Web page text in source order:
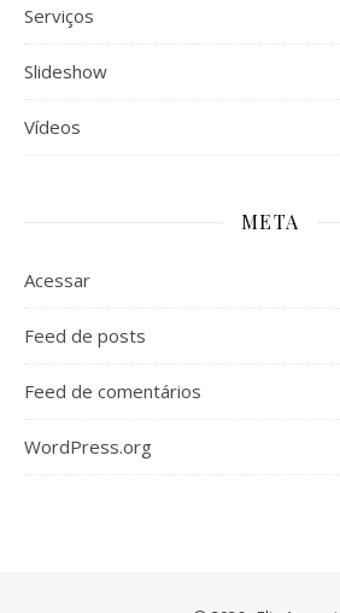
Serviços
Slideshow
Vídeos
META
Acessar
Feed de posts
Feed de comentários
WordPress.org